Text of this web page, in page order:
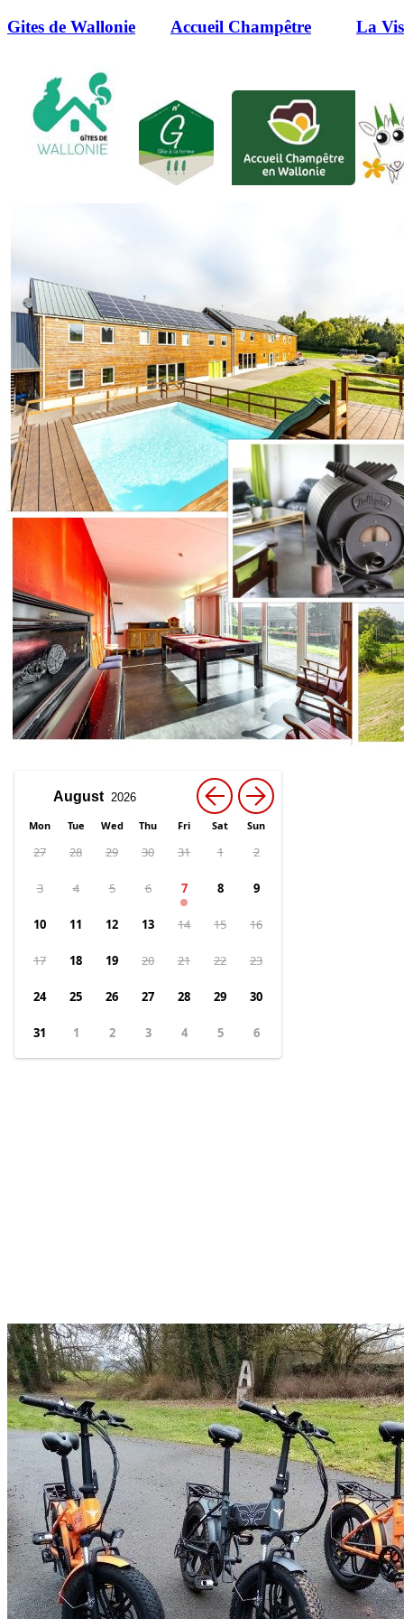
Gites de Wallonie Accueil Champêtre La